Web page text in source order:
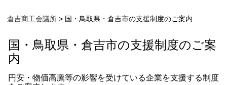
倉吉商工会議所 > 国・鳥取県・倉吉市の支援制度のご案内
国・鳥取県・倉吉市の支援制度のご案
内
円安・物価高騰等の影響を受けている企業を支援する制度